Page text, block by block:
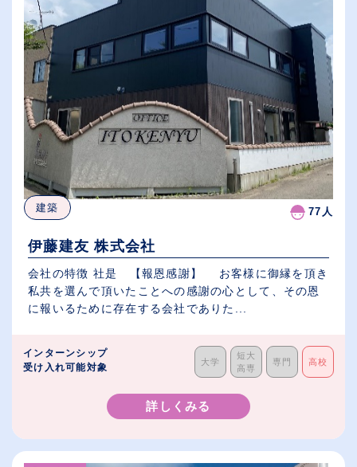
建築 77人
伊藤建友 株式会社
会社の特徴 社是 【報恩感謝】 お客様に御縁を頂き
私共を選んで頂いたことへの感謝の心として、その恩
に報いるために存在する会社でありた...
インターンシップ
受け入れ可能対象
大学
短大
高専
専門 高校
詳しくみる